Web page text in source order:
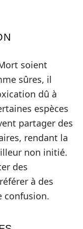
soient
sûres, il
dû à
espèces
partager des
rendant la
non initié.
des
à des
confusion.